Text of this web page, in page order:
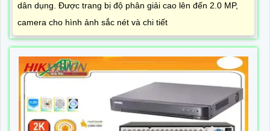
dân dụng. Được trang bị độ phân giải cao lên đến 2.0 MP,
camera cho hình ảnh sắc nét và chi tiết